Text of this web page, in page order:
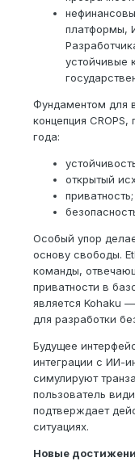
платформы,
устойчивые
Фундаментом для
концепция
года:
открытый
приватность;
Особый упор
основу свободы.
команды,
приватности в
является Kohaku
для разработки
Будущее
интеграции с ИИ-
симулируют
пользователь
подтверждает
ситуациях.
Новые